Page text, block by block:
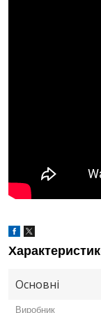
Основні
Виробник